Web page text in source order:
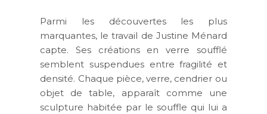
Parmi les découvertes les plus
marquantes, le travail de Justine Ménard
capte. Ses créations en verre soufflé
semblent suspendues entre fragilité et
densité. Chaque pièce, verre, cendrier ou
objet de table, apparaît comme une
sculpture habitée par le souffle qui lui a